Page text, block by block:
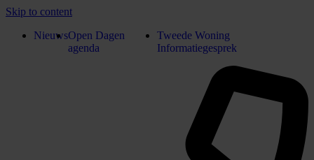
Skip to content
NieuwsOpen Dagen
agenda
Tweede Woning
Informatiegesprek